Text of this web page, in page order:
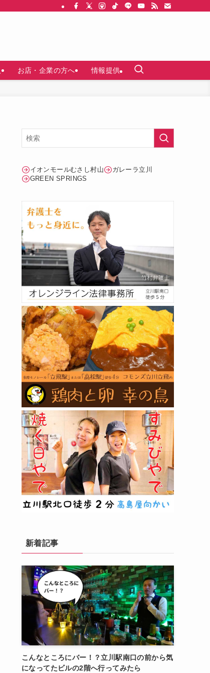
お店・企業の方へ 情報提供
イオンモールむさし村山
ガレーラ立川
GREEN SPRINGS
新着記事
こんなところにバー！？立川駅南口の前から気
になってたビルの2階へ行ってみたら